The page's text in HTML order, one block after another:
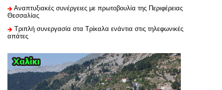
Αναπτυξιακές συνέργειες με πρωτοβουλία της Περιφέρειας
Θεσσαλίας
Τριπλή συνεργασία στα Τρίκαλα ενάντια στις τηλεφωνικές
απάτες